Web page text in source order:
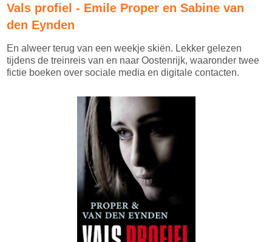
Vals profiel - Emile Proper en Sabine van
den Eynden
En alweer terug van een weekje skiën. Lekker gelezen
tijdens de treinreis van en naar Oostenrijk, waaronder twee
fictie boeken over sociale media en digitale contacten.